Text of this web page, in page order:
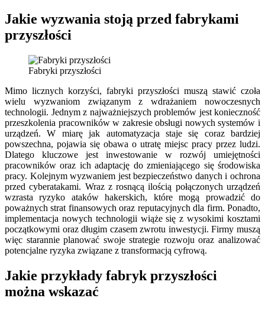
Jakie wyzwania stoją przed fabrykami
przyszłości
Fabryki przyszłości
Mimo licznych korzyści, fabryki przyszłości muszą stawić czoła
wielu wyzwaniom związanym z wdrażaniem nowoczesnych
technologii. Jednym z najważniejszych problemów jest konieczność
przeszkolenia pracowników w zakresie obsługi nowych systemów i
urządzeń. W miarę jak automatyzacja staje się coraz bardziej
powszechna, pojawia się obawa o utratę miejsc pracy przez ludzi.
Dlatego kluczowe jest inwestowanie w rozwój umiejętności
pracowników oraz ich adaptację do zmieniającego się środowiska
pracy. Kolejnym wyzwaniem jest bezpieczeństwo danych i ochrona
przed cyberatakami. Wraz z rosnącą ilością połączonych urządzeń
wzrasta ryzyko ataków hakerskich, które mogą prowadzić do
poważnych strat finansowych oraz reputacyjnych dla firm. Ponadto,
implementacja nowych technologii wiąże się z wysokimi kosztami
początkowymi oraz długim czasem zwrotu inwestycji. Firmy muszą
więc starannie planować swoje strategie rozwoju oraz analizować
potencjalne ryzyka związane z transformacją cyfrową.
Jakie przykłady fabryk przyszłości
można wskazać